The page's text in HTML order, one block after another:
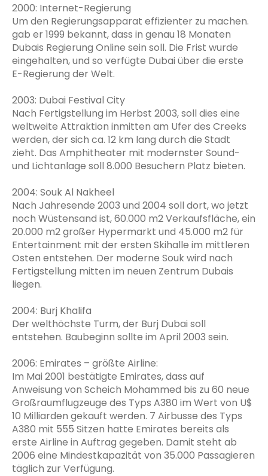
2000: Internet-Regierung
Um den Regierungsapparat effizienter zu machen.
gab er 1999 bekannt, dass in genau 18 Monaten
Dubais Regierung Online sein soll. Die Frist wurde
eingehalten, und so verfügte Dubai über die erste
E-Regierung der Welt.
2003: Dubai Festival City
Nach Fertigstellung im Herbst 2003, soll dies eine
weltweite Attraktion inmitten am Ufer des Creeks
werden, der sich ca. 12 km lang durch die Stadt
zieht. Das Amphitheater mit modernster Sound-
und Lichtanlage soll 8.000 Besuchern Platz bieten.
2004: Souk Al Nakheel
Nach Jahresende 2003 und 2004 soll dort, wo jetzt
noch Wüstensand ist, 60.000 m2 Verkaufsfläche, ein
20.000 m2 großer Hypermarkt und 45.000 m2 für
Entertainment mit der ersten Skihalle im mittleren
Osten entstehen. Der moderne Souk wird nach
Fertigstellung mitten im neuen Zentrum Dubais
liegen.
2004: Burj Khalifa
Der welthöchste Turm, der Burj Dubai soll
entstehen. Baubeginn sollte im April 2003 sein.
2006: Emirates – größte Airline:
Im Mai 2001 bestätigte Emirates, dass auf
Anweisung von Scheich Mohammed bis zu 60 neue
Großraumflugzeuge des Typs A380 im Wert von U$
10 Milliarden gekauft werden. 7 Airbusse des Typs
A380 mit 555 Sitzen hatte Emirates bereits als
erste Airline in Auftrag gegeben. Damit steht ab
2006 eine Mindestkapazität von 35.000 Passagieren
täglich zur Verfügung.